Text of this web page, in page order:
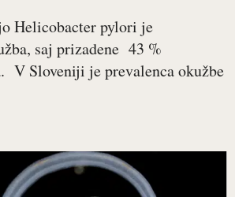
Helicobacter pylori je
saj prizadene 43 %
V Sloveniji je prevalenca okužbe